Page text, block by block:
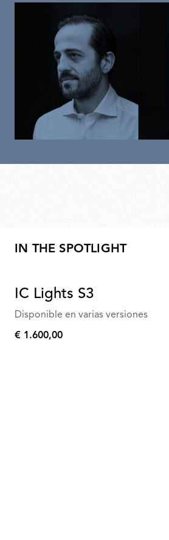
IN THE SPOTLIGHT
IC Lights S3
Disponible en varias versiones
€ 1.600,00